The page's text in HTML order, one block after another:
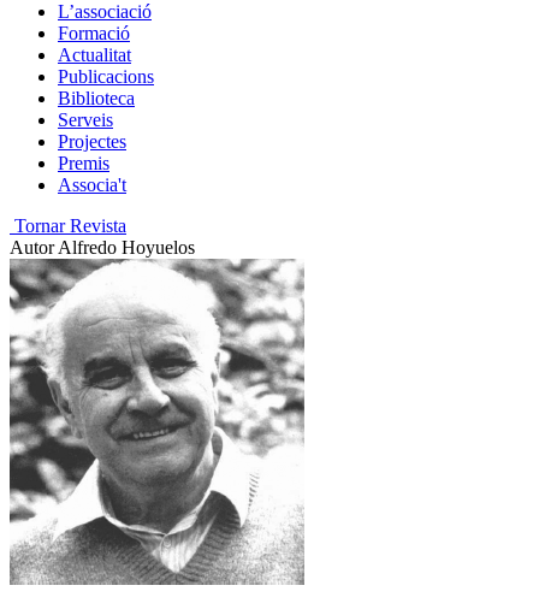
L’associació
Formació
Actualitat
Publicacions
Biblioteca
Serveis
Projectes
Premis
Associa't
Tornar Revista
Autor Alfredo Hoyuelos